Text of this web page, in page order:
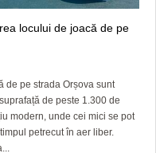
locului de joacă de pe
de pe strada Orșova sunt
de peste 1.300 de
modern, unde cei mici se pot
petrecut în aer liber.